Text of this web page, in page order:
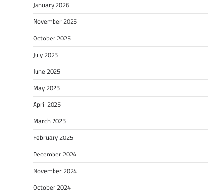
January 2026
November 2025
October 2025
July 2025
June 2025
May 2025
April 2025
March 2025
February 2025
December 2024
November 2024
October 2024